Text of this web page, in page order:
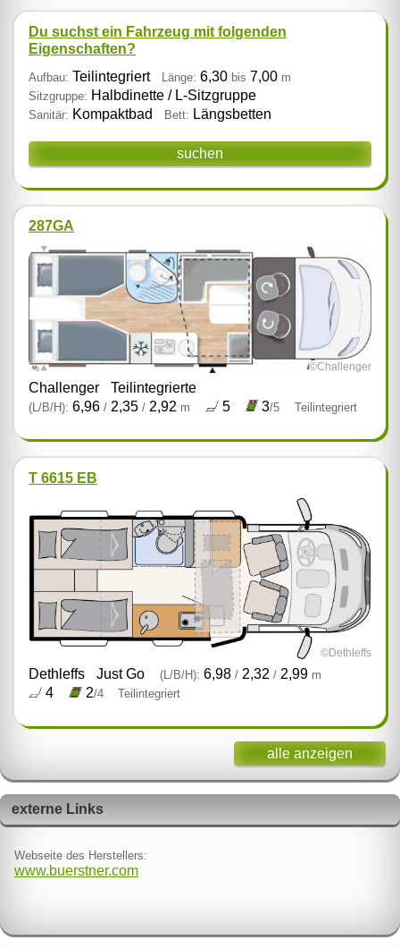
Du suchst ein Fahrzeug mit folgenden
Eigenschaften?
Aufbau: Teilintegriert Länge: 6,30 bis 7,00 m
Sitzgruppe: Halbdinette / L‑Sitzgruppe
Sanitär: Kompaktbad Bett: Längsbetten
suchen
287GA
©Challenger
Challenger Teilintegrierte
(L/B/H): 6,96 / 2,35 / 2,92 m 5 3/5 Teilintegriert
T 6615 EB
©Dethleffs
Dethleffs Just Go (L/B/H): 6,98 /2,32 /2,99 m
4 2/4 Teilintegriert
alle anzeigen
externe Links
Webseite des Herstellers:
www.buerstner.com